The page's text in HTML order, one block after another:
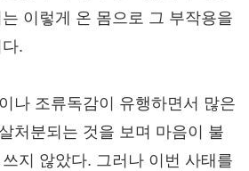
이렇게 온 몸으로 그 부작용을
.
나 조류독감이 유행하면서 많은
처분되는 것을 보며 마음이 불
지 않았다. 그러나 이번 사태를